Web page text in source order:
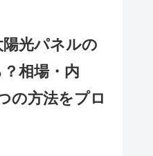
陽光パネルの
相場・内
の方法をプロ